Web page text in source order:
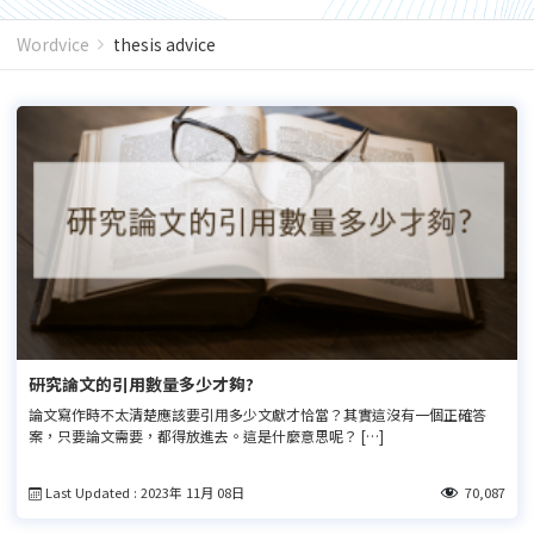
Wordvice thesis advice
研究論文的引用數量多少才夠?
論文寫作時不太清楚應該要引用多少文獻才恰當？其實這沒有一個正確答
案，只要論文需要，都得放進去。這是什麼意思呢？ […]
Last Updated : 2023年 11月 08日 70,087